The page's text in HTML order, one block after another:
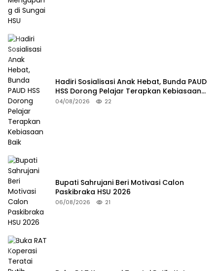
Hadiri Sosialisasi Anak Hebat, Bunda PAUD
HSS Dorong Pelajar Terapkan Kebiasaan
Baik
04/08/2026 22
Bupati Sahrujani Beri Motivasi Calon
Paskibraka HSU 2026
06/08/2026 21